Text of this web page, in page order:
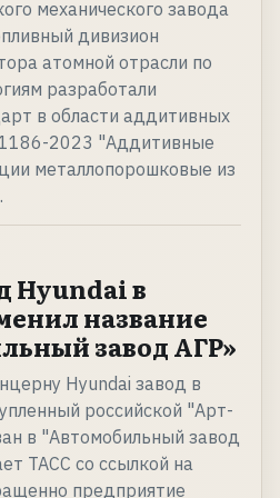
механического завода
дивизион
атомной отрасли по
разработали
в области аддитивных
2023 "Аддитивные
металлопорошковые из
Hyundai в
название
завод АГР»
Hyundai завод в
российской "Арт-
в "Автомобильный завод
ТАСС со ссылкой на
предприятие